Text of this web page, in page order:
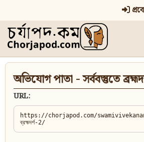
অভিযোগ পাতা - সর্ববস্তুতে
URL: